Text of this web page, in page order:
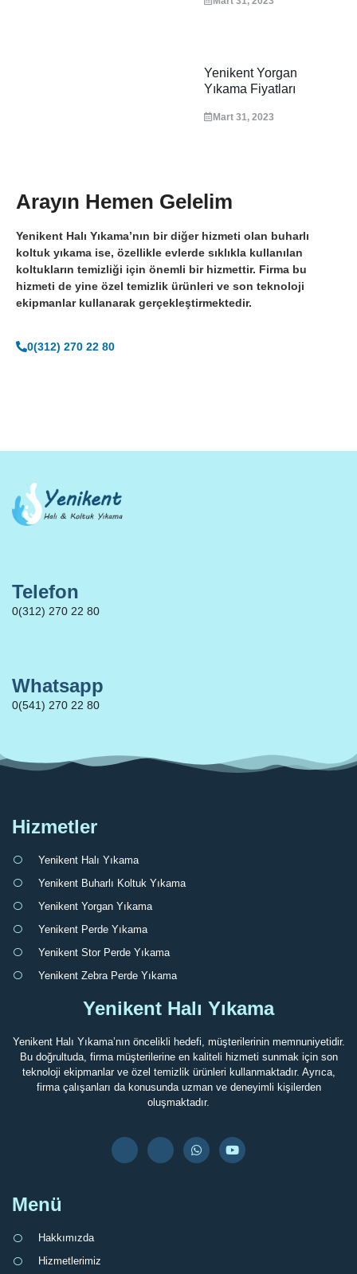
Yenikent Yorgan
Yıkama Fiyatları
Mart 31, 2023
Arayın Hemen Gelelim
Yenikent Halı Yıkama’nın bir diğer hizmeti olan buharlı
koltuk yıkama ise, özellikle evlerde sıklıkla kullanılan
koltukların temizliği için önemli bir hizmettir. Firma bu
hizmeti de yine özel temizlik ürünleri ve son teknoloji
ekipmanlar kullanarak gerçekleştirmektedir.
0(312) 270 22 80
Telefon
0(312) 270 22 80
Whatsapp
0(541) 270 22 80
Hizmetler
Yenikent Halı Yıkama
Yenikent Buharlı Koltuk Yıkama
Yenikent Yorgan Yıkama
Yenikent Perde Yıkama
Yenikent Stor Perde Yıkama
Yenikent Zebra Perde Yıkama
Yenikent Halı Yıkama
Yenikent Halı Yıkama’nın öncelikli hedefi, müşterilerinin memnuniyetidir.
Bu doğrultuda, firma müşterilerine en kaliteli hizmeti sunmak için son
teknoloji ekipmanlar ve özel temizlik ürünleri kullanmaktadır. Ayrıca,
firma çalışanları da konusunda uzman ve deneyimli kişilerden
oluşmaktadır.
Menü
Hakkımızda
Hizmetlerimiz